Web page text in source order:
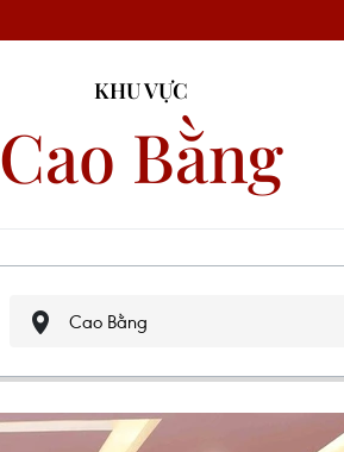
KHU VỰC
Cao Bằng